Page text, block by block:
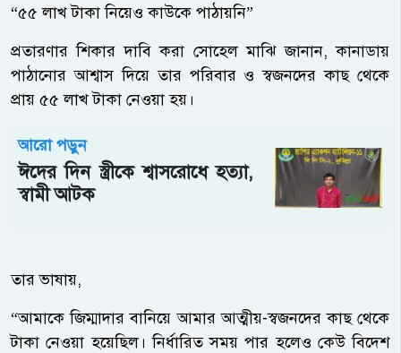
“৫৫ লাখ টাকা নিয়েও কাউকে পাঠায়নি”
প্রতারণার শিকার দাবি করা সোহেল মাঝি জানান, কানাডায়
পাঠানোর আশ্বাস দিয়ে তার পরিবার ও স্বজনদের কাছ থেকে
প্রায় ৫৫ লাখ টাকা নেওয়া হয়।
আরো পড়ুন
ঈদের দিন স্ত্রীকে শ্বাসরোধে হত্যা,
স্বামী আটক
তার ভাষায়,
“আমাকে জিম্মাদার বানিয়ে আমার আত্মীয়-স্বজনদের কাছ থেকে
টাকা নেওয়া হয়েছিল। নির্ধারিত সময় পার হলেও কেউ বিদেশ